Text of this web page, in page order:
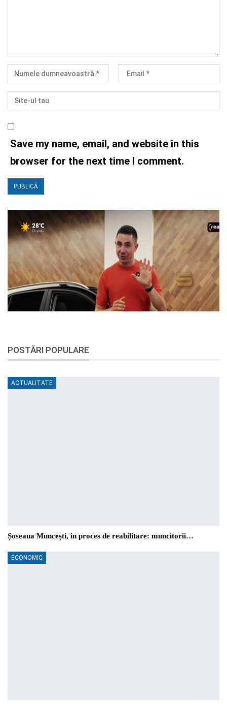
Save my name, email, and website in this
browser for the next time I comment.
POSTĂRI POPULARE
ACTUALITATE
Șoseaua Muncești, în proces de reabilitare: muncitorii…
ECONOMIC